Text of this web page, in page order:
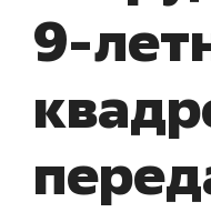
9-